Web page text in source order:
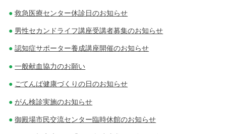
救急医療センター休診日のお知らせ
男性セカンドライフ講座受講者募集のお知らせ
認知症サポーター養成講座開催のお知らせ
一般献血協力のお願い
ごてんば健康づくりの日のお知らせ
がん検診実施のお知らせ
御殿場市民交流センター臨時休館のお知らせ